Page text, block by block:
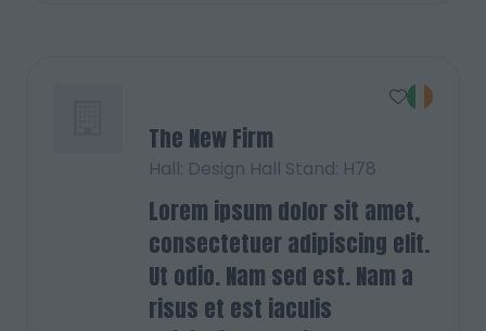
The New Firm
Hall: Design Hall Stand: H78
Lorem ipsum dolor sit amet,
consectetuer adipiscing elit.
Ut odio. Nam sed est. Nam a
risus et est iaculis